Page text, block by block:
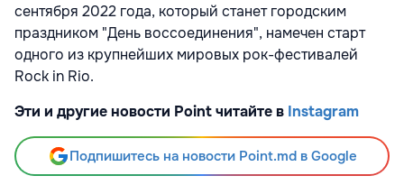
сентября 2022 года, который станет городским
праздником "День воссоединения", намечен старт
одного из крупнейших мировых рок-фестивалей
Rock in Rio.
Эти и другие новости Point читайте в Instagram
Подпишитесь на новости Point.md в Google